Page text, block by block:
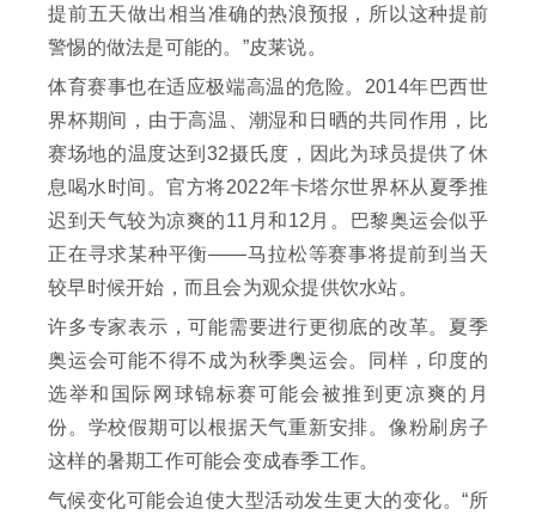
提前五天做出相当准确的热浪预报，所以这种提前
警惕的做法是可能的。”皮莱说。
体育赛事也在适应极端高温的危险。2014年巴西世
界杯期间，由于高温、潮湿和日晒的共同作用，比
赛场地的温度达到32摄氏度，因此为球员提供了休
息喝水时间。官方将2022年卡塔尔世界杯从夏季推
迟到天气较为凉爽的11月和12月。巴黎奥运会似乎
正在寻求某种平衡——马拉松等赛事将提前到当天
较早时候开始，而且会为观众提供饮水站。
许多专家表示，可能需要进行更彻底的改革。夏季
奥运会可能不得不成为秋季奥运会。同样，印度的
选举和国际网球锦标赛可能会被推到更凉爽的月
份。学校假期可以根据天气重新安排。像粉刷房子
这样的暑期工作可能会变成春季工作。
气候变化可能会迫使大型活动发生更大的变化。“所